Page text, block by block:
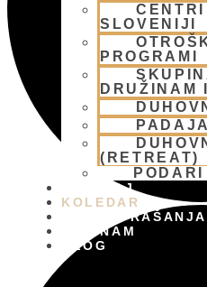
SLOVENIJI
PROGRAMI
DRUŽINAM
(RETREAT)
DONIRAJ
KOLEDAR
VAŠA VPRAŠANJA
PIŠI NAM
BLOG